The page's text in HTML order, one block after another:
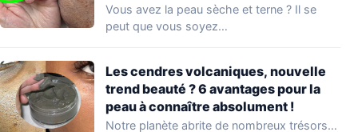
Vous avez la peau sèche et terne ? Il se
peut que vous soyez…
Les cendres volcaniques, nouvelle
trend beauté ? 6 avantages pour la
peau à connaître absolument !
Notre planète abrite de nombreux trésors…